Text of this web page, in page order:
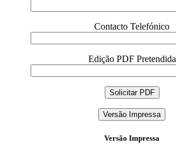
Contacto Telefónico
Edição PDF Pretendida
Versão Impressa
Versão Impressa